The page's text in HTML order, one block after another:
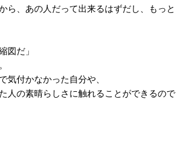
ら、あの人だって出来るはずだし、もっと
図だ」
気付かなかった自分や、
人の素晴らしさに触れることができるので